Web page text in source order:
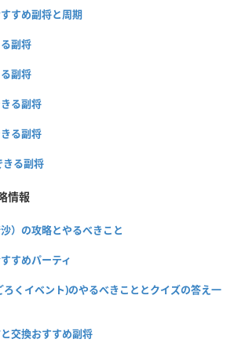
すめ副将と周期
副将
副将
る副将
る副将
る副将
情報
）の攻略とやるべきこと
すめパーティ
くイベント)のやるべきこととクイズの答え一
交換おすすめ副将